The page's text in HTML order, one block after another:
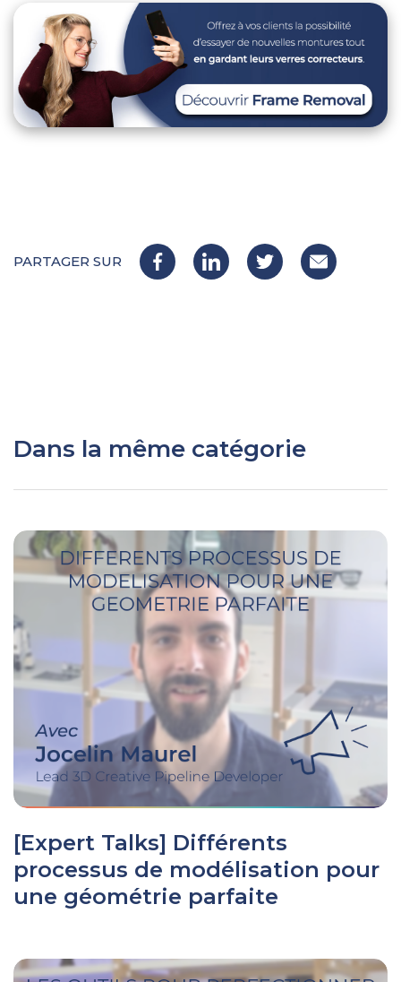
PARTAGER SUR
Dans la même catégorie
[Expert Talks] Différents
processus de modélisation pour
une géométrie parfaite